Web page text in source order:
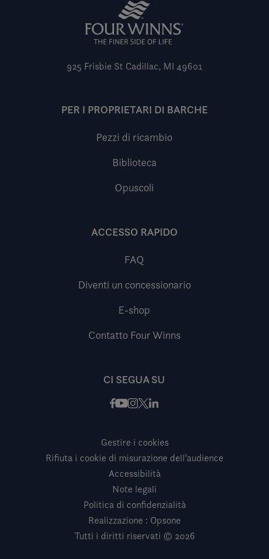
925 Frisbie St Cadillac, MI 49601
PER I PROPRIETARI DI BARCHE
Pezzi di ricambio
Biblioteca
Opuscoli
ACCESSO RAPIDO
FAQ
Diventi un concessionario
E-shop
Contatto Four Winns
CI SEGUA SU
Facebook
Youtube
Instagram
X / Twitter
LinkedIn
Tutti i diritti riservati © 2026
Gestire i cookies
Rifiuta i cookie di misurazione dell'audience
Accessibilità
Note legali
Politica di confidenzialità
Realizzazione : Opsone